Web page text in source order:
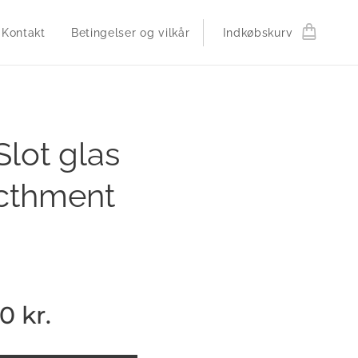
Kontakt Betingelser og vilkår Indkøbskurv
glas
kr.